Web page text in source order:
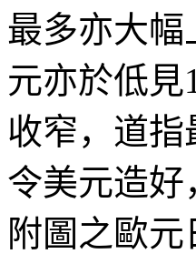
最多亦大幅
元亦於低見
收窄， 道指
令美元造好
附圖之歐